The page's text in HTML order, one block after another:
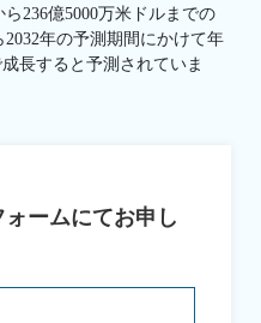
236億5000万米ドルまでの
年の予測期間にかけて年
長すると予測されていま
ームにてお申し